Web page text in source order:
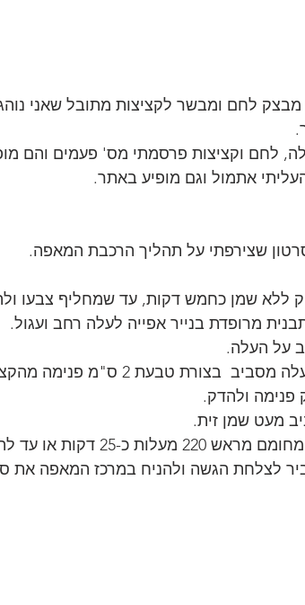
לחם ומבשר לקציצות מתובל שאני
לחם וקציצות פרסמתי מס' פעמים והם
אתמול וגם מופיע באתר.
שצירפתי על תהליך הרכבת המאפה.
ללא שמן כחמש דקות, עד שמחליף צבעו
מרופדת בנייר אפייה לעלה רחב ועגול.
טבעת 2 ס"מ פנימה מהקצוות.
פנימה ולהדק.
מעט שמן זית.
כ-25 דקות או עד להזהבה.
לצלחת הגשה ולהניח במרכז המאפה את